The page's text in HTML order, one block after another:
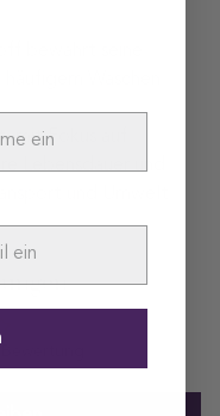
bewahrt seine
Waschen
Fokus auf
und Umwelt